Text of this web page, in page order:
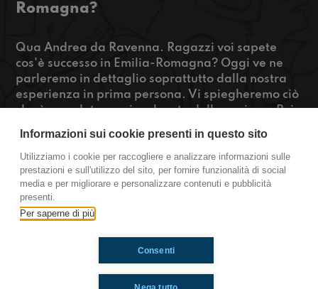
Romagna?
Qua Andrea da Ravenna. Ragazzi voi sapete
cos'è successo in Emilia-Romagna? Oggi ve ne
parleremo in dettaglio soprattutto dalla nostra
esperienza in prima persona. Vi spiegheremo ciò
che è accaduto a noi e al resto della regione. Poi
carino, dovremo indovinare le fobie avendo solo
il loro nome completo, provateci anche voi mi
raccomando!
Ravenna
Ti è piaciuto? Condividilo!
Informazioni sui cookie presenti in questo sito
Utilizziamo i cookie per raccogliere e analizzare informazioni sulle
prestazioni e sull'utilizzo del sito, per fornire funzionalità di social
media e per migliorare e personalizzare contenuti e pubblicità
presenti.
Per saperne di più
Consenti